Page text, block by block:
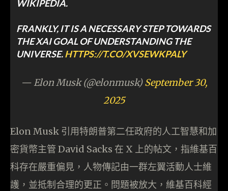
WIKIPEDIA.
FRANKLY, IT IS A NECESSARY STEP TOWARDS
THE XAI GOAL OF UNDERSTANDING THE
UNIVERSE.HTTPS://T.CO/XVSEWKPALY
— Elon Musk (@elonmusk)September 30,
2025
Elon Musk 引用特朗普第二任政府的人工智慧和加
密貨幣主管 David Sacks 在 X 上的帖文，指維基百
科存在嚴重偏見，人物傳記由一群左翼活動人士維
護，並抵制合理的更正。問題被放大，維基百科經